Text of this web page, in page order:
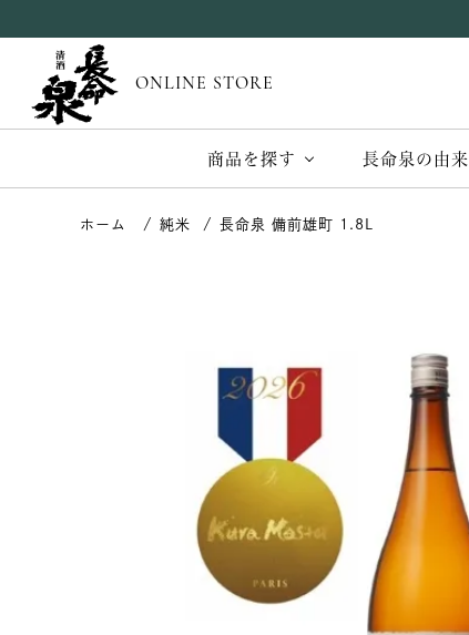
ONLINE STORE
商品を探す 長命泉の由来
純米 長命泉 備前雄町 1.8L